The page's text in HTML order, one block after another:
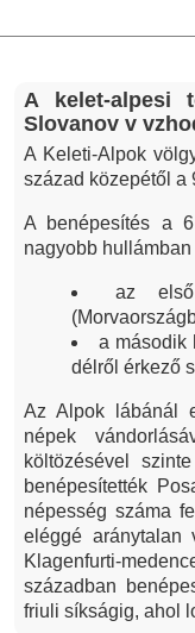
A kelet-alpesi
Slovanov v
A Keleti-Alpok
század közepétől a
A benépesítés a
nagyobb hullámban
az
a második
délről érkező
Az Alpok lábánál
népek
költözésével
benépesítették
népesség száma
eléggé aránytalan
Klagenfurti-
században
friuli síkságig, ahol